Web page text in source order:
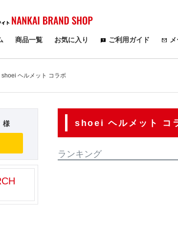
検索
商品一覧 お気に入り ご利用ガイド
shoei ヘルメット コラボ
様 shoei ヘルメット コ
ランキング